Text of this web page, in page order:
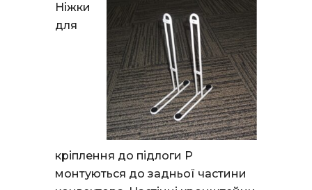
Ніжки
для
кріплення до підлоги P
монтуються до задньої частини